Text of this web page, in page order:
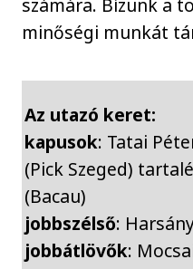
minőségi munkát
Az utazó keret:
kapusok: Tatai
(Pick Szeged)
(Bacau)
jobbszélső:
jobbátlövők: